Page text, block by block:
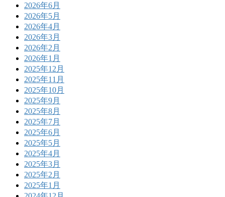
2026年6月
2026年5月
2026年4月
2026年3月
2026年2月
2026年1月
2025年12月
2025年11月
2025年10月
2025年9月
2025年8月
2025年7月
2025年6月
2025年5月
2025年4月
2025年3月
2025年2月
2025年1月